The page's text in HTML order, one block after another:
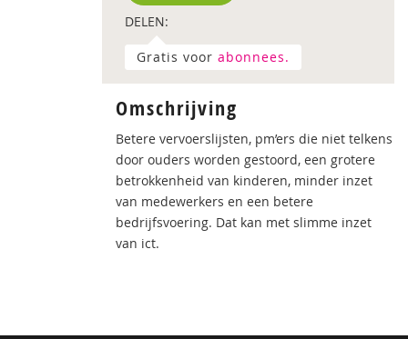
DELEN:
Gratis voor abonnees.
Omschrijving
Betere vervoerslijsten, pm’ers die niet telkens
door ouders worden gestoord, een grotere
betrokkenheid van kinderen, minder inzet
van medewerkers en een betere
bedrijfsvoering. Dat kan met slimme inzet
van ict.